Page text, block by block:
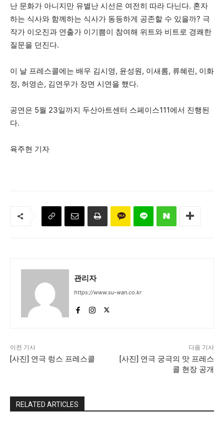
난 문화가 아니지만 유별난 시선은 여전히 따라 다닌다. 혼자
하는 식사와 함께하는 식사가 동등하게 공존할 수 있을까? 극
작가 이오진과 연출가 이기쁨이 참여해 위트와 비트로 경쾌한
질문을 던진다.
이 날 프레스콜에는 배우 김시영, 윤성원, 이새롬, 류혜린, 이화
정, 허영손, 김연우가 장면 시연을 했다.
공연은 5월 23일까지 두산아트센터 스페이스111에서 진행된
다.
육주현 기자
관리자
https://www.su-wan.co.kr
이전 기사
[사진] 연극 렁스 프레스콜
다음 기사
[사진] 연극 궁극의 맛 프레스
콜 현장 공개
RELATED ARTICLES